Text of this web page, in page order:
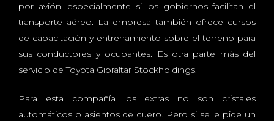
por avión, especialmente si los gobiernos facilitan el
transporte aéreo. La empresa también ofrece cursos
de capacitación y entrenamiento sobre el terreno para
sus conductores y ocupantes. Es otra parte más del
servicio de Toyota Gibraltar Stockholdings.
Para esta compañía los extras no son cristales
automáticos o asientos de cuero. Pero si se le pide un